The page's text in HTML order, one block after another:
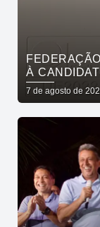
À
7 de agosto de